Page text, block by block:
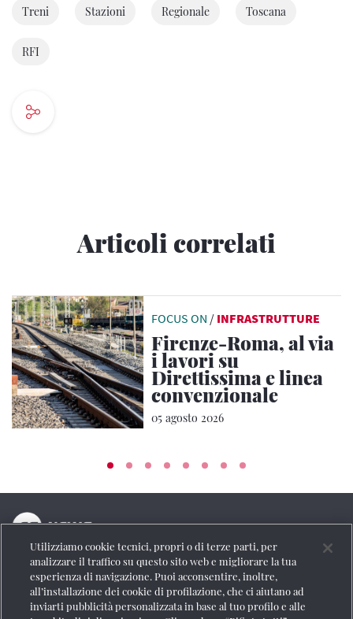
Treni Stazioni Regionale Toscana
RFI
Articoli correlati
FOCUS ON / INFRASTRUTTURE
Firenze-Roma, al via
i lavori su
Direttissima e linea
convenzionale
05 agosto 2026
La testata online del Gruppo FS Italiane
Social
Utilizziamo cookie tecnici, propri o di terze parti, per
analizzare il traffico su questo sito web e migliorare la tua
esperienza di navigazione. Puoi acconsentire, inoltre,
all’installazione dei cookie di profilazione, che ci aiutano ad
inviarti pubblicità personalizzata in base al tuo profilo e alle